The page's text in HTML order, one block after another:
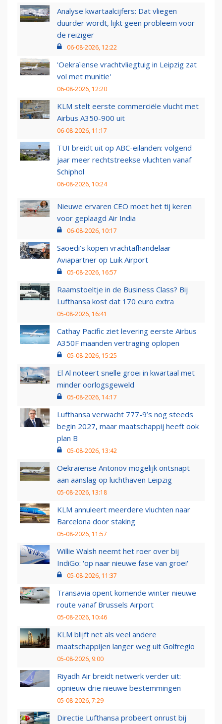
Analyse kwartaalcijfers: Dat vliegen
duurder wordt, lijkt geen probleem voor
de reiziger
06-08-2026, 12:22
'Oekraïense vrachtvliegtuig in Leipzig zat
vol met munitie'
06-08-2026, 12:20
KLM stelt eerste commerciële vlucht met
Airbus A350-900 uit
06-08-2026, 11:17
TUI breidt uit op ABC-eilanden: volgend
jaar meer rechtstreekse vluchten vanaf
Schiphol
06-08-2026, 10:24
Nieuwe ervaren CEO moet het tij keren
voor geplaagd Air India
06-08-2026, 10:17
Saoedi’s kopen vrachtafhandelaar
Aviapartner op Luik Airport
05-08-2026, 16:57
Raamstoeltje in de Business Class? Bij
Lufthansa kost dat 170 euro extra
05-08-2026, 16:41
Cathay Pacific ziet levering eerste Airbus
A350F maanden vertraging oplopen
05-08-2026, 15:25
El Al noteert snelle groei in kwartaal met
minder oorlogsgeweld
05-08-2026, 14:17
Lufthansa verwacht 777-9’s nog steeds
begin 2027, maar maatschappij heeft ook
plan B
05-08-2026, 13:42
Oekraïense Antonov mogelijk ontsnapt
aan aanslag op luchthaven Leipzig
05-08-2026, 13:18
KLM annuleert meerdere vluchten naar
Barcelona door staking
05-08-2026, 11:57
Willie Walsh neemt het roer over bij
IndiGo: 'op naar nieuwe fase van groei'
05-08-2026, 11:37
Transavia opent komende winter nieuwe
route vanaf Brussels Airport
05-08-2026, 10:46
KLM blijft net als veel andere
maatschappijen langer weg uit Golfregio
05-08-2026, 9:00
Riyadh Air breidt netwerk verder uit:
opnieuw drie nieuwe bestemmingen
05-08-2026, 7:29
Directie Lufthansa probeert onrust bij